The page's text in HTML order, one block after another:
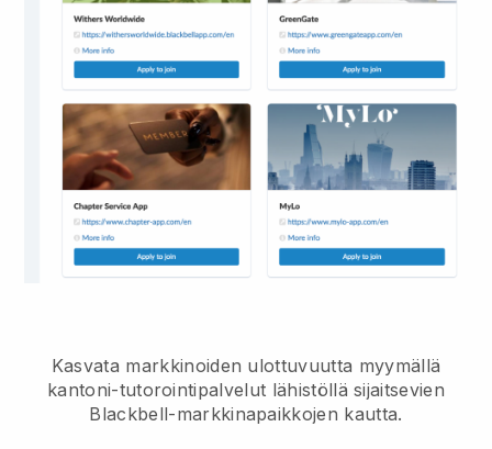
Kasvata markkinoiden ulottuvuutta myymällä
kantoni-tutorointipalvelut lähistöllä sijaitsevien
Blackbell-markkinapaikkojen kautta.